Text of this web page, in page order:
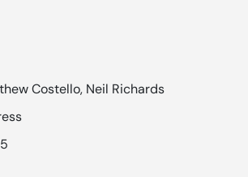
Costello, Neil Richards